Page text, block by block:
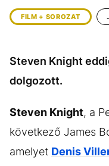
FILM + SOROZAT
Steven Knight
dolgozott.
Steven Knight, a
következő James
amelyet Denis